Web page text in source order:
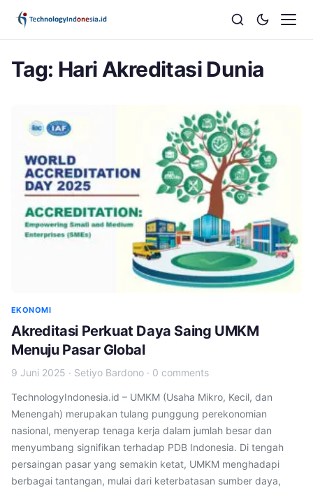
Tag: Hari Akreditasi Dunia
EKONOMI
Akreditasi Perkuat Daya Saing UMKM
Menuju Pasar Global
9 Juni 2025 · Setiyo Bardono · 0 comments
TechnologyIndonesia.id – UMKM (Usaha Mikro, Kecil, dan
Menengah) merupakan tulang punggung perekonomian
nasional, menyerap tenaga kerja dalam jumlah besar dan
menyumbang signifikan terhadap PDB Indonesia. Di tengah
persaingan pasar yang semakin ketat, UMKM menghadapi
berbagai tantangan, mulai dari keterbatasan sumber daya,